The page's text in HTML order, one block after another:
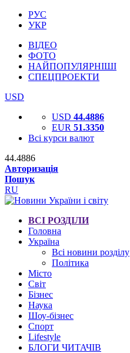
РУС
УКР
ВІДЕО
ФОТО
НАЙПОПУЛЯРНІШІ
СПЕЦПРОЕКТИ
USD
USD 44.4886
EUR 51.3350
Всі курси валют
44.4886
Авторизація
Пошук
RU
ВСІ РОЗДІЛИ
Головна
Україна
Всі новини розділу
Політика
Місто
Світ
Бізнес
Наука
Шоу-бізнес
Спорт
Lifestyle
БЛОГИ ЧИТАЧІВ